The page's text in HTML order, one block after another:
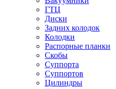
ГТЦ
Диски
Задних колодок
Колодки
Распорные планки
Скобы
Суппорта
Суппортов
Цилиндры